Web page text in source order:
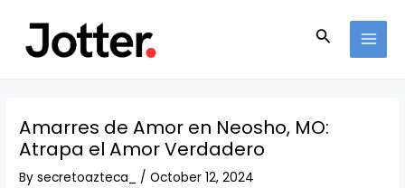
content
Search
Amarres de Amor en Neosho, MO:
Atrapa el Amor Verdadero
Bysecretoazteca_ /October 12, 2024
navigation